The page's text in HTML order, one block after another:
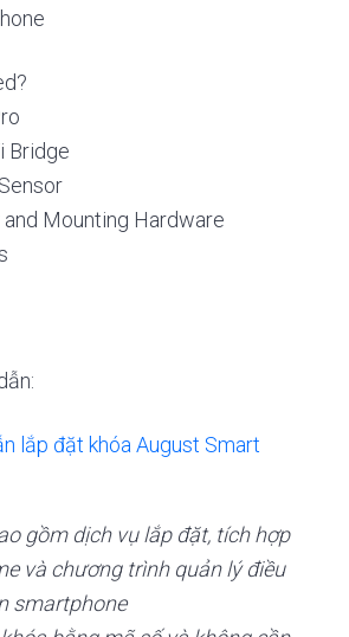
Bridge
and Mounting Hardware
lắp đặt khóa August Smart
gồm dịch vụ lắp đặt, tích hợp
và chương trình quản lý điều
smartphone